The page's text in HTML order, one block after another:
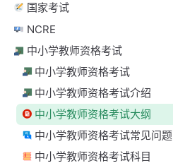
国家考试
NCRE
中小学教师资格考试
中小学教师资格考试
中小学教师资格考试介绍
中小学教师资格考试大纲
中小学教师资格考试常见问题
中小学教师资格考试科目